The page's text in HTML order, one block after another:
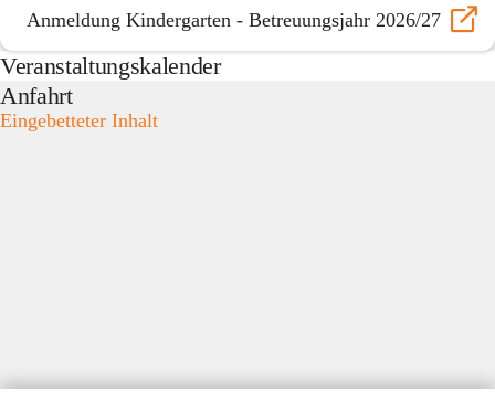
Anmeldung Kindergarten - Betreuungsjahr 2026/27
Veranstaltungskalender
Anfahrt
Eingebetteter Inhalt